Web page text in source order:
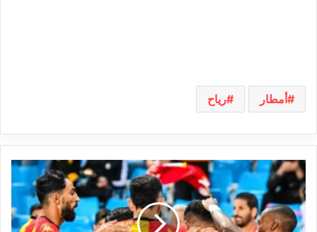
أمطار رياح
رابطة
الأبطال:
تشكيلة
الترجي
في